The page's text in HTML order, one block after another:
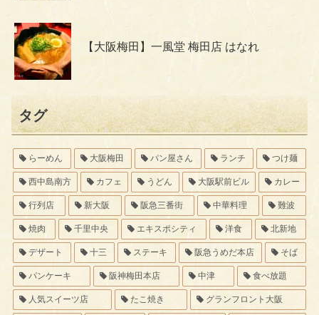
【大阪梅田】一風堂 梅田店 はなれ
タグ
らーめん 大阪梅田 パン屋さん ランチ つけ麺
西中島南方 カフェ うどん 大阪駅前ビル カレー
行列店 新大阪 阪急三番街 中華料理 難波
焼肉 千里中央 エキスポシティ 洋食 北新地
デザート 十三 ステーキ 阪急うめだ本店 そば
パンケーキ 阪神梅田本店 中津 食べ放題
人気スイーツ店 たこ焼き グランフロント大阪